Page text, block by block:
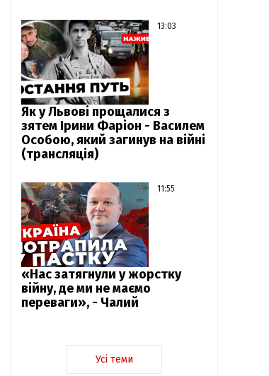
13:03
Як у Львові прощалися з
зятем Ірини Фаріон - Василем
Особою, який загинув на війні
(трансляція)
11:55
«Нас затягнули у жорстку
війну, де ми не маємо
переваги», - Чалий
Усі теми